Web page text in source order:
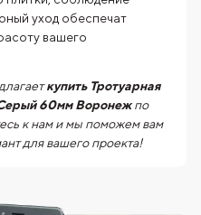
уход обеспечат
вашего
купить Тротуарная
60мм Воронежпо
к нам и мы поможем вам
для вашего проекта!